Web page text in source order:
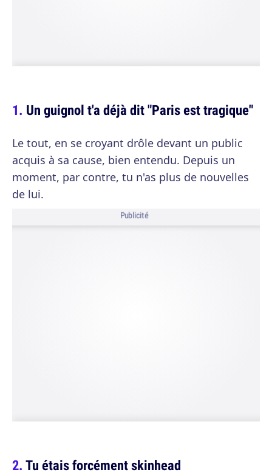
Un guignol t'a déjà dit "Paris est tragique"
Le tout, en se croyant drôle devant un public
acquis à sa cause, bien entendu. Depuis un
moment, par contre, tu n'as plus de nouvelles
de lui.
Publicité
Tu étais forcément skinhead